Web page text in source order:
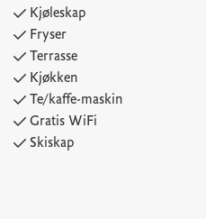
Kjøleskap
Fryser
Terrasse
Kjøkken
Te/kaffe-maskin
Gratis WiFi
Skiskap